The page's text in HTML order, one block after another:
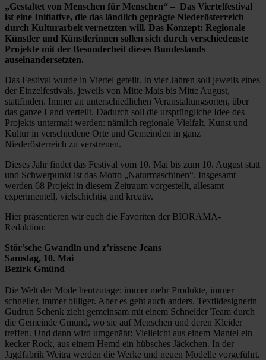
„Gestaltet von Menschen für Menschen“ – Das Viertelfestival
ist eine Initiative, die das ländlich geprägte Niederösterreich
durch Kulturarbeit vernetzten will. Das Konzept: Regionale
Künstler und Künstlerinnen sollen sich durch verschiedenste
Projekte mit der Besonderheit dieses Bundeslands
auseinandersetzten.
Das Festival wurde in Viertel geteilt. In vier Jahren soll jeweils eines
der Einzelfestivals, jeweils von Mitte Mais bis Mitte August,
stattfinden. Immer an unterschiedlichen Veranstaltungsorten, über
das ganze Land verteilt. Dadurch soll die ursprüngliche Idee des
Projekts untermalt werden: nämlich regionale Vielfalt, Kunst und
Kultur in verschiedene Orte und Gemeinden in ganz
Niederösterreich zu verstreuen.
Dieses Jahr findet das Festival vom 10. Mai bis zum 10. August statt
und Schwerpunkt ist das Motto „Naturmaschinen“. Insgesamt
werden 68 Projekt in diesem Zeitraum vorgestellt, allesamt
experimentell, vielschichtig und kreativ.
Hier präsentieren wir euch die Favoriten der BIORAMA-
Redaktion:
Stör’sche Gwandln und z’rissene Jeans
Samstag, 10. Mai
Bezirk Gmünd
Die Welt der Mode heutzutage: immer mehr Produkte, immer
schneller, immer billiger. Aber es geht auch anders. Textildesignerin
Gudrun Schenk zieht gemeinsam mit einem Schneider Team durch
die Gemeinde Gmünd, wo sie auf Menschen und deren Kleider
treffen. Und dann wird umgenäht: Vielleicht aus einem Mantel ein
kecker Rock, aus einem Hemd ein hübsches Jäckchen. In der
Jagdfabrik Weitra werden die Werke und neuen Modelle vorgeführt.